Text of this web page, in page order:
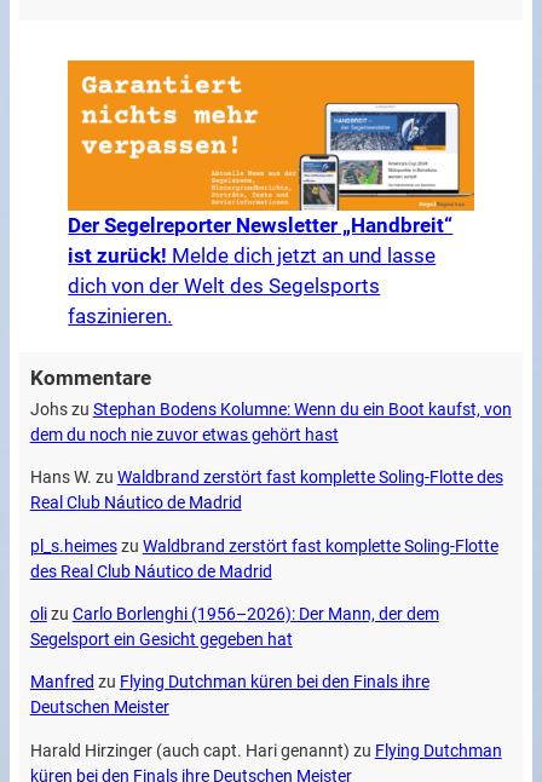
Der Segelreporter Newsletter „Handbreit“
ist zurück! Melde dich jetzt an und lasse
dich von der Welt des Segelsports
faszinieren.
Kommentare
Johszu Stephan Bodens Kolumne: Wenn du ein Boot kaufst, von
dem du noch nie zuvor etwas gehört hast
Hans W. zu Waldbrand zerstört fast komplette Soling-Flotte des
Real Club Náutico de Madrid
pl_s.heimeszu Waldbrand zerstört fast komplette Soling-Flotte
des Real Club Náutico de Madrid
olizu Carlo Borlenghi (1956–2026): Der Mann, der dem
Segelsport ein Gesicht gegeben hat
Manfred zu Flying Dutchman küren bei den Finals ihre
Deutschen Meister
Harald Hirzinger (auch capt. Hari genannt) zu Flying Dutchman
küren bei den Finals ihre Deutschen Meister